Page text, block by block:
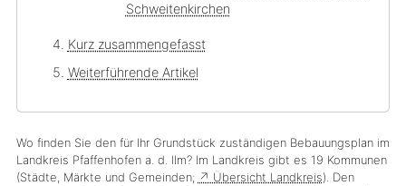
Schweitenkirchen
Kurz zusammengefasst
Weiterführende Artikel
Wo finden Sie den für Ihr Grundstück zuständigen Bebauungsplan im
Landkreis Pfaffenhofen a. d. Ilm? Im Landkreis gibt es 19 Kommunen
(Städte, Märkte und Gemeinden; ↗ Übersicht Landkreis). Den